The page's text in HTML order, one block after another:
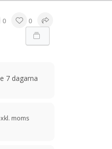
0 0
7 dagarna
moms